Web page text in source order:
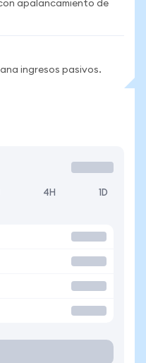
apalancamiento de
ingresos pasivos.
4H 1D